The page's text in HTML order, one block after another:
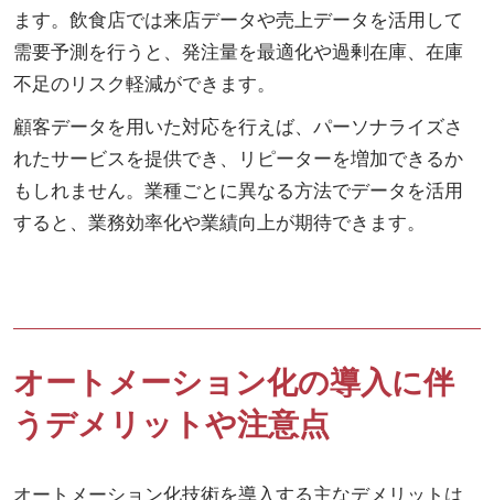
ます。飲食店では来店データや売上データを活用して
需要予測を行うと、発注量を最適化や過剰在庫、在庫
不足のリスク軽減ができます。
顧客データを用いた対応を行えば、パーソナライズさ
れたサービスを提供でき、リピーターを増加できるか
もしれません。業種ごとに異なる方法でデータを活用
すると、業務効率化や業績向上が期待できます。
オートメーション化の導入に伴
うデメリットや注意点
オートメーション化技術を導入する主なデメリットは